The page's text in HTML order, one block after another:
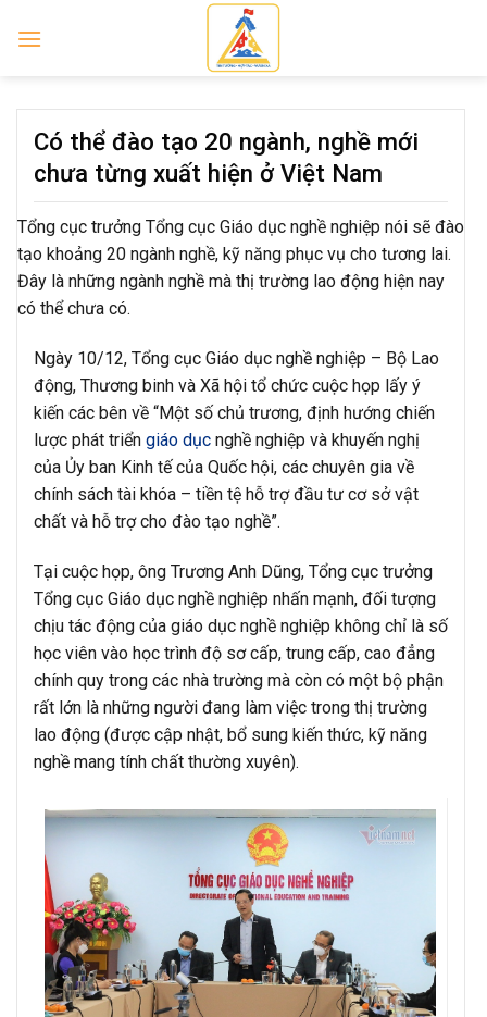
Có thể đào tạo 20 ngành, nghề mới
chưa từng xuất hiện ở Việt Nam
Tổng cục trưởng Tổng cục Giáo dục nghề nghiệp nói sẽ đào
tạo khoảng 20 ngành nghề, kỹ năng phục vụ cho tương lai.
Đây là những ngành nghề mà thị trường lao động hiện nay
có thể chưa có.
Ngày 10/12, Tổng cục Giáo dục nghề nghiệp – Bộ Lao
động, Thương binh và Xã hội tổ chức cuộc họp lấy ý
kiến các bên về “Một số chủ trương, định hướng chiến
lược phát triển giáo dục nghề nghiệp và khuyến nghị
của Ủy ban Kinh tế của Quốc hội, các chuyên gia về
chính sách tài khóa – tiền tệ hỗ trợ đầu tư cơ sở vật
chất và hỗ trợ cho đào tạo nghề”.
Tại cuộc họp, ông Trương Anh Dũng, Tổng cục trưởng
Tổng cục Giáo dục nghề nghiệp nhấn mạnh, đối tượng
chịu tác động của giáo dục nghề nghiệp không chỉ là số
học viên vào học trình độ sơ cấp, trung cấp, cao đẳng
chính quy trong các nhà trường mà còn có một bộ phận
rất lớn là những người đang làm việc trong thị trường
lao động (được cập nhật, bổ sung kiến thức, kỹ năng
nghề mang tính chất thường xuyên).